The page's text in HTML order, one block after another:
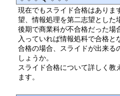
現在でもスライド合格はありま
望、情報処理を第二志望とした
後期で商業科が不合格だった場
入っていれば情報処科で合格と
合格の場合、スライドが出来る
しょうか。
スライド合格について詳しく教
ます。